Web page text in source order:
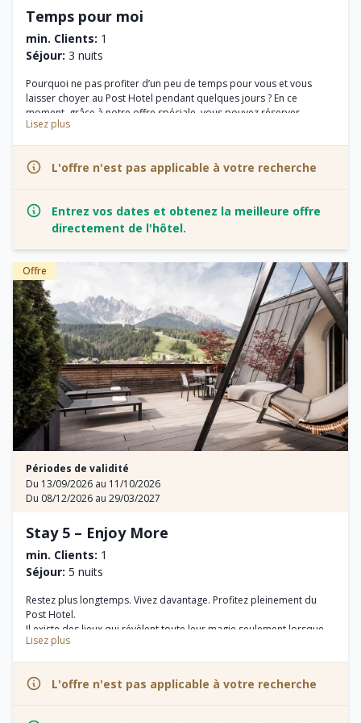
Temps pour moi
min. Clients: 1
Séjour: 3 nuits
Pourquoi ne pas profiter d’un peu de temps pour vous et vous
laisser choyer au Post Hotel pendant quelques jours ? En ce
moment, grâce à notre offre spéciale, vous pouvez réserver
n’importe quel type de chambre avec un supplément réduit pour
l’utilisation en occupation simple.
Lisez plus
L'offre n'est pas applicable à votre recherche
Entrez vos dates et obtenez la meilleure offre
directement de l'hôtel.
Offre
Périodes de validité
Du 13/09/2026 au 11/10/2026
Du 08/12/2026 au 29/03/2027
Stay 5 – Enjoy More
min. Clients: 1
Séjour: 5 nuits
Restez plus longtemps. Vivez davantage. Profitez pleinement du
Post Hotel.
Il existe des lieux qui révèlent toute leur magie seulement lorsque
l’on prend le temps de les vivre. Au Post Hotel – Tradition &
Lifestyle de San Candido, nous vous invitons à laisser le quotidien
derrière vous et à découvrir les Dolomites en toute sérénité.
Promenez-vous dans le charmant centre du village, explorez la
plaisir dans notre spa et notre restaurant. Avec notre offre Stay 5 –
Lisez plus
L'offre n'est pas applicable à votre recherche